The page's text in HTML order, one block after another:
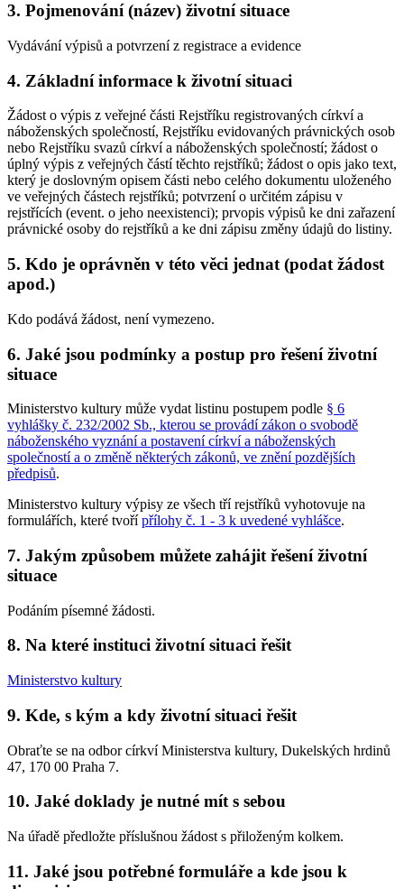
3. Pojmenování (název) životní situace
Vydávání výpisů a potvrzení z registrace a evidence
4. Základní informace k životní situaci
Žádost o výpis z veřejné části Rejstříku registrovaných církví a
náboženských společností, Rejstříku evidovaných právnických osob
nebo Rejstříku svazů církví a náboženských společností; žádost o
úplný výpis z veřejných částí těchto rejstříků; žádost o opis jako text,
který je doslovným opisem části nebo celého dokumentu uloženého
ve veřejných částech rejstříků; potvrzení o určitém zápisu v
rejstřících (event. o jeho neexistenci); prvopis výpisů ke dni zařazení
právnické osoby do rejstříků a ke dni zápisu změny údajů do listiny.
5. Kdo je oprávněn v této věci jednat (podat žádost
apod.)
Kdo podává žádost, není vymezeno.
6. Jaké jsou podmínky a postup pro řešení životní
situace
Ministerstvo kultury může vydat listinu postupem podle § 6
vyhlášky č. 232/2002 Sb., kterou se provádí zákon o svobodě
náboženského vyznání a postavení církví a náboženských
společností a o změně některých zákonů, ve znění pozdějších
předpisů.
Ministerstvo kultury výpisy ze všech tří rejstříků vyhotovuje na
formulářích, které tvořípřílohy č. 1 - 3 k uvedené vyhlášce.
7. Jakým způsobem můžete zahájit řešení životní
situace
Podáním písemné žádosti.
8. Na které instituci životní situaci řešit
Ministerstvo kultury
9. Kde, s kým a kdy životní situaci řešit
Obraťte se na odbor církví Ministerstva kultury, Dukelských hrdinů
47, 170 00 Praha 7.
10. Jaké doklady je nutné mít s sebou
Na úřadě předložte příslušnou žádost s přiloženým kolkem.
11. Jaké jsou potřebné formuláře a kde jsou k